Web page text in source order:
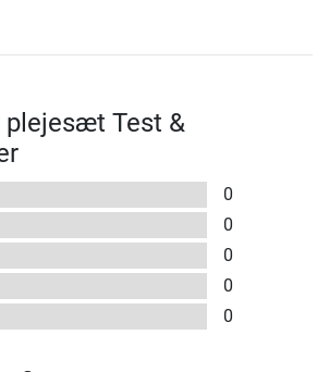
plejesæt Test &
0
0
0
0
0